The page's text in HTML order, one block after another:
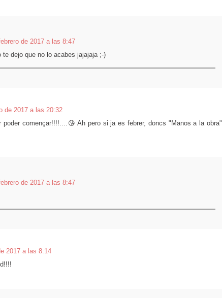
de 2017 a las 8:47
dejo que no lo acabes jajajaja ;-)
de 2017 a las 20:32
poder començar!!!!....😘 Ah pero si ja es febrer, doncs "Manos a la obra"
de 2017 a las 8:47
2017 a las 8:14